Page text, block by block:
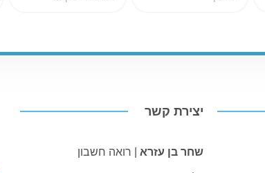
יצירת קשר
שחר בן עזרא | רואה חשבון